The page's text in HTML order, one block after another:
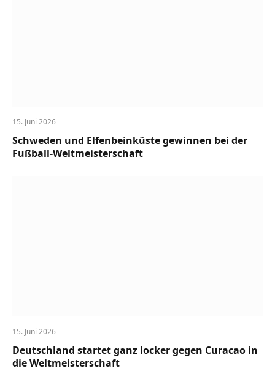
15. Juni 2026
Schweden und Elfenbeinküste gewinnen bei der
Fußball-Weltmeisterschaft
15. Juni 2026
Deutschland startet ganz locker gegen Curacao in
die Weltmeisterschaft